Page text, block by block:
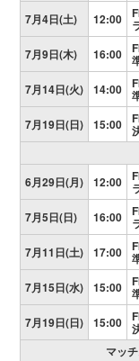
7月4日(土)
12:00
7月9日(木)
16:00
7月14日(火)
14:00
7月19日(日)
15:00
6月29日(月)
12:00
7月5日(日)
16:00
7月11日(土)
17:00
7月15日(水)
15:00
7月19日(日)
15:00
マッ